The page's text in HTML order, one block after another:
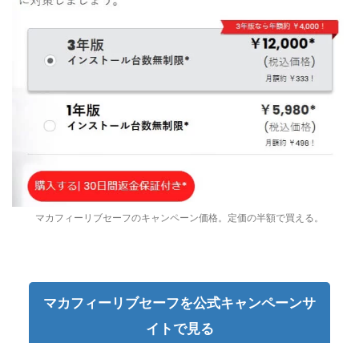
マカフィーリブセーフのキャンペーン価格。定価の半額で買える。
マカフィーリブセーフを公式キャンペーンサ
イトで見る